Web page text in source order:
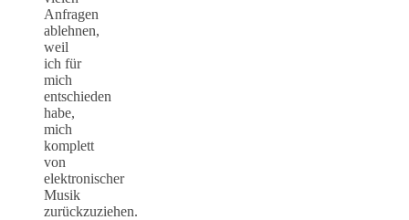
Anfragen
ablehnen,
weil
ich für
mich
entschieden
habe,
mich
komplett
von
elektronischer
Musik
zurückzuziehen.